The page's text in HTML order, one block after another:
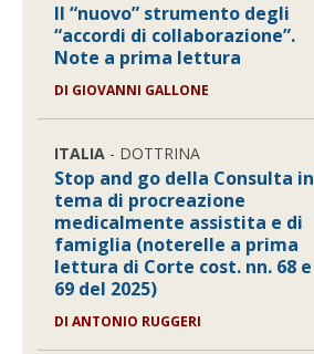
Il “nuovo” strumento degli
“accordi di collaborazione”.
Note a prima lettura
DI GIOVANNI GALLONE
ITALIA - DOTTRINA
Stop and go della Consulta in
tema di procreazione
medicalmente assistita e di
famiglia (noterelle a prima
lettura di Corte cost. nn. 68 e
69 del 2025)
DIANTONIO RUGGERI